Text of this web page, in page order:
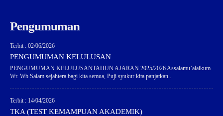
Pengumuman
Terbit : 02/06/2026
PENGUMUMAN KELULUSAN
PENGUMUMAN KELULUSANTAHUN AJARAN 2025/2026 Assalamu’alaikum
Wr. Wb.Salam sejahtera bagi kita semua, Puji syukur kita panjatkan..
Terbit : 14/04/2026
TKA (TEST KEMAMPUAN AKADEMIK)